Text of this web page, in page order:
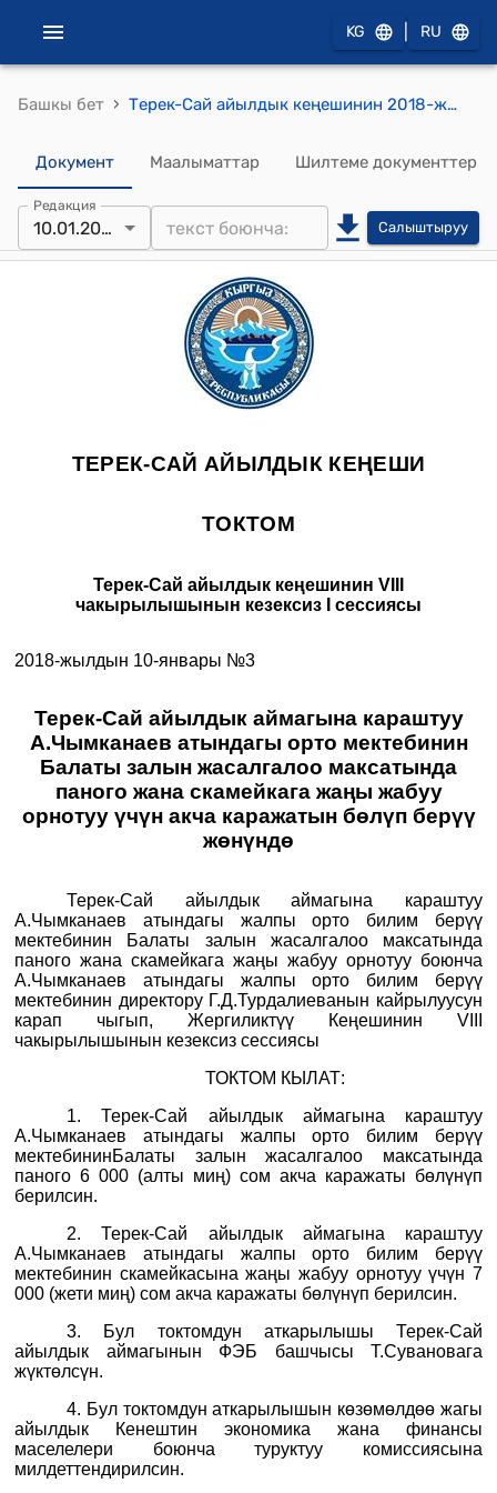
KG RU
Башкы бет › Терек-Сай айылдык кеңешинин 2018-жылдын 10-январындагы №3 "Терек-Сай айылдык аймагына караштуу А.Чымканаев атындагы орто мектебинин Балаты залын жасалгалоо максатында паного жана скамейкага жаңы жабуу орнотуу үчүн акча каражатын бөлүп берүү жөнүндө" токтому
Документ Маалыматтар Шилтеме документтер
Редакция
10.01.2018 Салыштыруу